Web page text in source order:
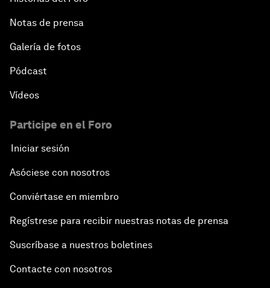
Notas de prensa
Galería de fotos
Pódcast
Vídeos
Participe en el Foro
Iniciar sesión
Asóciese con nosotros
Conviértase en miembro
Regístrese para recibir nuestras notas de prensa
Suscríbase a nuestros boletines
Contacte con nosotros